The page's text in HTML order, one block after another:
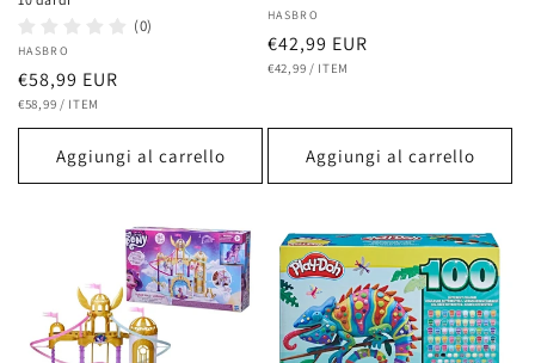
(0)
Fornitore:
HASBRO
Prezzo
di
listino
€58,99 EUR
PREZZO
€58,99 / PER
ITEM
Aggiungi al carrello
Fornitore:
HASBRO
Prezzo
di
€42,99 EUR
PREZZO
€42,99 / PER
ITEM
Aggiungi al carrello